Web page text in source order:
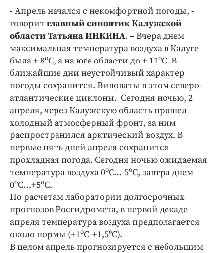
Общество
Погода
Праздники
Происшествия
Спорт
Экономика и бизнес
ПРОЕКТЫ
Блоги
Издания
Медиаперсона
Интересное чтиво
Клиника года
Бренд года
Работодатель года
- Апрель начался с некомфортной погоды, -
говорит главный синоптик Калужской
области Татьяна ИНКИНА. – Вчера днем
максимальная температура воздуха в Калуге
была + 8оС, а на юге области до + 11оС. В
ближайшие дни неустойчивый характер
погоды сохранится. Виноваты в этом северо-
атлантические циклоны. Сегодня ночью, 2
апреля, через Калужскую область прошел
холодный атмосферный фронт, за ним
распространился арктический воздух. В
первые пять дней апреля сохранится
прохладная погода. Сегодня ночью ожидаемая
температура воздуха 0оС…-5оС, завтра днем
0оС…+5оС.
По расчетам лаборатории долгосрочных
прогнозов Росгидромета, в первой декаде
апреля температура воздуха предполагается
около нормы (+1оС-+1,5оС).
В целом апрель прогнозируется с небольшим